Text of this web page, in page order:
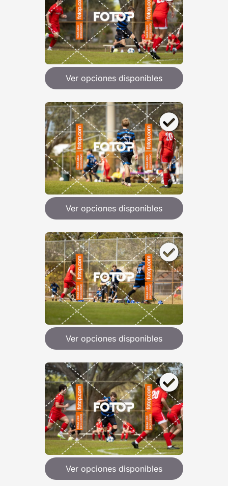
Ver opciones disponibles
Ver opciones disponibles
Ver opciones disponibles
Ver opciones disponibles